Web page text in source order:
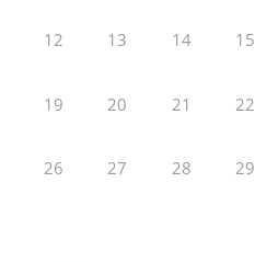
12 13 14 15
19 20 21 22
26 27 28 29